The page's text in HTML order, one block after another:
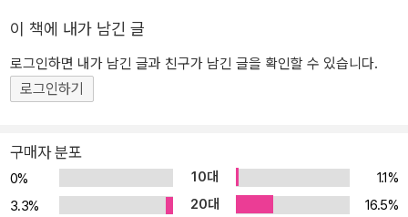
활용하는 법을 담고 있다. 생각을 전환하는 스위치 원리인 메타생각
타생각을 작동시키기 위해서는 스스로 훈련을 해 보아야 한다. 이런
메타생각 훈련을 위해서 저자는 다양한 문제를 부록으로 소개한다.
록 만들어져 있다. 저자가 우리에게 제시하는 해법은 다분히 교과서
적인 틀에서 벗어나 있다. 그러나 창의성과 융합의 시대가 절실히 요
구하는 새로운 눈과 사고법이 숨어 있다. 그것이 바로 이 책의 제목인
‘메타생각’이다. 이것은 어떤 문제를 해결해 하는 과정에서 자신의 생
이 책에 내가 남긴 글
로그인하면 내가 남긴 글과 친구가 남긴 글을 확인할 수 있습니다.
로그인하기
구매자 분포
0% 10대
1.1%
3.3%
20대
16.5%